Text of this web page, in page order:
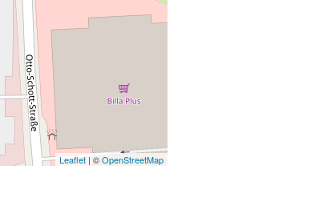
Leaflet | ©OpenStreetMap